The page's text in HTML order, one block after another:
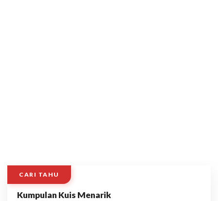
CARI TAHU
Kumpulan Kuis Menarik